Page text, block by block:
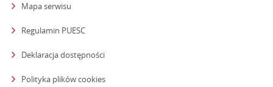
Mapa serwisu
Regulamin PUESC
Deklaracja dostępności
Polityka plików cookies